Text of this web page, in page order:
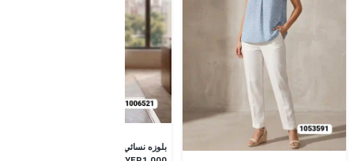
بلوزه نسائي نص كم